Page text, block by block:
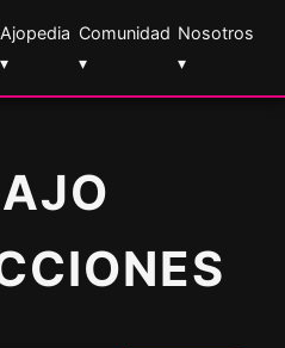
Ajopedia
▾
Comunidad
▾
Nosotros
▾